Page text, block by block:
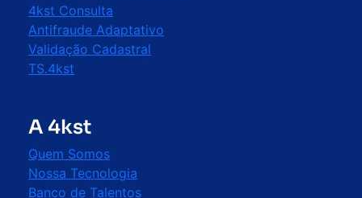
A 4kst
Quem Somos
Nossa Tecnologia
Banco de Talentos
4kst Consulta
Antifraude Adaptativo
Validação Cadastral
TS.4kst